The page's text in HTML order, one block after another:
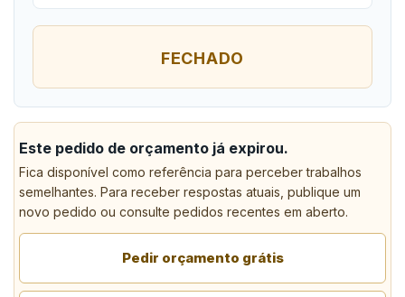
FECHADO
Este pedido de orçamento já expirou.
Fica disponível como referência para perceber trabalhos
semelhantes. Para receber respostas atuais, publique um
novo pedido ou consulte pedidos recentes em aberto.
Pedir orçamento grátis